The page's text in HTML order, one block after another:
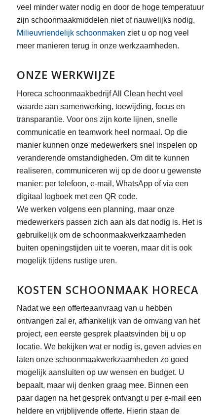
veel minder water nodig en door de hoge temperatuur
zijn schoonmaakmiddelen niet of nauwelijks nodig.
Milieuvriendelijk schoonmaken ziet u op nog veel
meer manieren terug in onze werkzaamheden.
ONZE WERKWIJZE
Horeca schoonmaakbedrijf All Clean hecht veel
waarde aan samenwerking, toewijding, focus en
transparantie. Voor ons zijn korte lijnen, snelle
communicatie en teamwork heel normaal. Op die
manier kunnen onze medewerkers snel inspelen op
veranderende omstandigheden. Om dit te kunnen
realiseren, communiceren wij op de door u gewenste
manier: per telefoon, e-mail, WhatsApp of via een
digitaal logboek met een QR code.
We werken volgens een planning, maar onze
medewerkers passen zich aan als dat nodig is. Het is
gebruikelijk om de schoonmaakwerkzaamheden
buiten openingstijden uit te voeren, maar dit is ook
mogelijk tijdens rustige uren.
KOSTEN SCHOONMAAK HORECA
Nadat we een offerteaanvraag van u hebben
ontvangen zal er, afhankelijk van de omvang van het
project, een eerste gesprek plaatsvinden bij u op
locatie. We bekijken wat er nodig is, geven advies en
laten onze schoonmaakwerkzaamheden zo goed
mogelijk aansluiten op uw wensen en budget. U
bepaalt, maar wij denken graag mee. Binnen een
paar dagen na het gesprek ontvangt u per e-mail een
heldere en vrijblijvende offerte. Hierin staan de